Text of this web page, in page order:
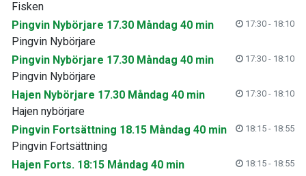
Fisken
Pingvin Nybörjare 17.30 Måndag 40 min
17:30 - 18:10
Pingvin Nybörjare
Pingvin Nybörjare 17.30 Måndag 40 min
17:30 - 18:10
Pingvin Nybörjare
Hajen Nybörjare 17.30 Måndag 40 min
17:30 - 18:10
Hajen nybörjare
Pingvin Fortsättning 18.15 Måndag 40 min
18:15 - 18:55
Pingvin Fortsättning
Hajen Forts. 18:15 Måndag 40 min
18:15 - 18:55